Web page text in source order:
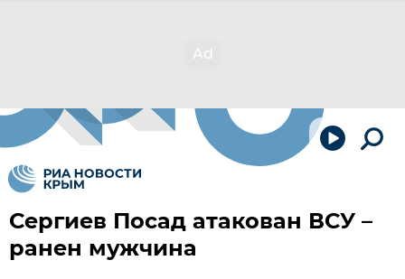
Сергиев Посад атакован ВСУ –
ранен мужчина